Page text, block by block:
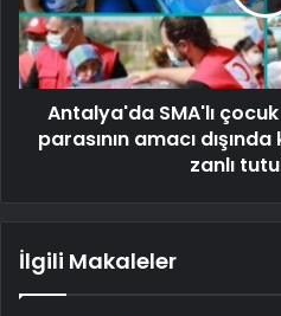
Antalya'da SMA'lı
parasının amacı
zanlı
İlgili Makaleler